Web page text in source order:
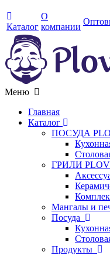
Каталог
О
компании
Меню
Главная
Каталог
ПОСУДА
ГРИЛИ
Мангалы и
Посуда
Продукты